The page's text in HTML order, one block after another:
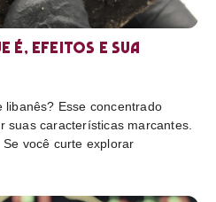
é, efeitos e sua
libanês? Esse concentrado
suas características marcantes.
você curte explorar